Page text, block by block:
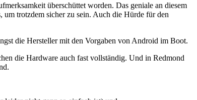
überschüttet worden. Das geniale an diesem
trotzdem sicher zu sein. Auch die Hürde für den
die Hersteller mit den Vorgaben von Android im Boot.
die Hardware auch fast vollständig. Und in Redmond